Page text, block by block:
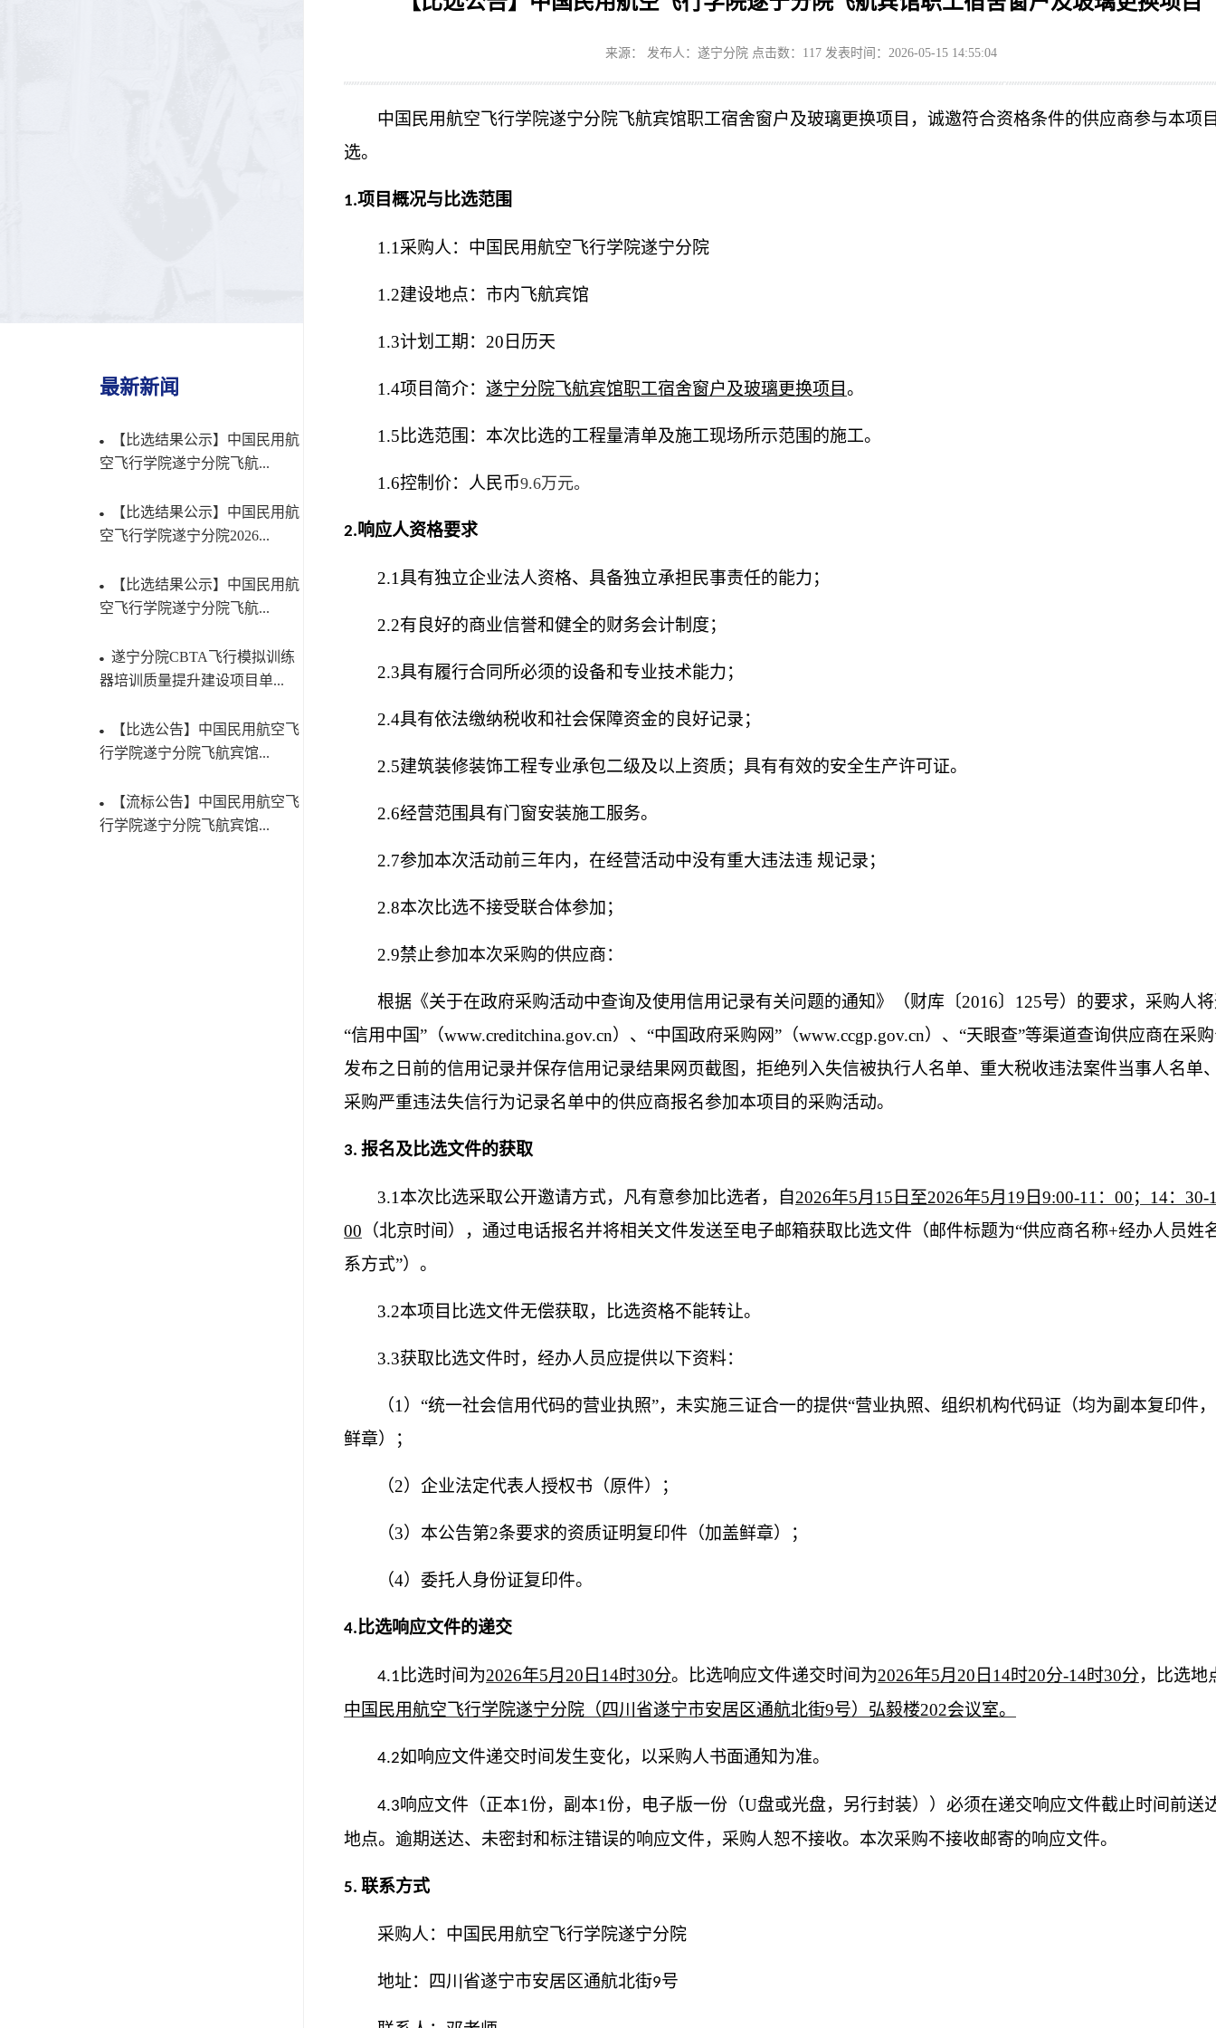
最新新闻
【比选结果公示】中国民用航
空飞行学院遂宁分院飞航...
【比选结果公示】中国民用航
空飞行学院遂宁分院2026...
【比选结果公示】中国民用航
空飞行学院遂宁分院飞航...
遂宁分院CBTA飞行模拟训练
器培训质量提升建设项目单...
【比选公告】中国民用航空飞
行学院遂宁分院飞航宾馆...
【流标公告】中国民用航空飞
行学院遂宁分院飞航宾馆...
来源： 发布人：遂宁分院 点击数： 117发表时间：2026-05-15 14:55:04
中国民用航空飞行学院遂宁分院 飞航宾馆职工宿舍窗户及玻璃更换项目 ，诚邀符合资格条件的供应商参与本项
选。
1.项目概况与比选范围
1.1 采购人： 中国民用航空飞行学院遂宁分院
1.2建设地点： 市内飞航宾馆
1.3计划 工期： 20 日历天
1.4项目简介： 遂宁分院飞航宾馆职工宿舍窗户及玻璃更换项目。
1.5 比选范围：本次比选的工程量清单及施工现场所示范围的施工。
1.6控制价：人民币9.6万元。
2.响应人资格要求
2.1具有独立企业法人资格、具备独立承担民事责任的能力；
2.2有良好的商业信誉和健全的财务会计制度；
2.3具有履行合同所必须的设备和专业技术能力；
2.4具有依法缴纳税收和社会保障资金的良好记录；
2.5建筑装修装饰工程专业承包二级及以上资质；具有有效的安全生产许可证。
2.6经营范围具有门窗安装施工服务。
2.7参加本次活动前三年内，在经营活动中没有重大违法违 规记录；
2.8本次比选不接受联合体参加；
2.9禁止参加本次采购的供应商：
根据《关于在政府采购活动中查询及使用信用记录有关问题的通知》（财库〔2016〕125号）的要求，采购人
“信用中国”（www.creditchina.gov.cn）、“中国政府采购网”（www.ccgp.gov.cn）、“天眼查”等渠道查询供应商在采
发布之日前的信用记录并保存信用记录结果网页截图，拒绝列入失信被执行人名单、重大税收违法案件当事人名单
采购严重违法失信行为记录名单中的供应商报名参加本项目的采购活动。
3. 报名及比选文件的获取
3.1本次比选采取公开邀请方式，凡有意参加比选者，自 2026年5月 15 日至2026年5月 19 日9:00-11：00；14：30-
00 （北京时间），通过电话报名并将相关文件发送至电子邮箱获取比选文件（邮件标题为“供应商名称+经办人员姓
系方式”）。
3.2本项目比选文件无偿获取，比选资格不能转让。
3.3获取比选文件时，经办人员应提供以下资料：
（1）“统一社会信用代码的营业执照”，未实施三证合一的提供“营业执照、组织机构代码证（均为副本复印件
鲜章）；
（2）企业法定代表人授权书（原件）；
（3） 本公告第2条要求的资质证明复印件（加盖鲜章）；
（4）委托人身份证复印件。
4. 比选响应文件的递交
4.1 比选时间为2026年5月 20 日 14时30分。比选响应文件递交时间为2026年5月 20 日 14时20分-14时30分，比选地
中国民用航空飞行学院遂宁分院（四川省遂宁市安居区通航北街9号）弘毅楼202会议室。
4.2如响应文件递交时间发生变化，以采购人书面通知为准。
4.3响应文件（正本1份，副本1份，电子版一份（U盘或光盘，另行封装））必须在递交响应文件截止时间前送
地点。逾期送达、未密封和标注错误的响应文件，采购人恕不接收。本次采购不接收邮寄的响应文件。
5. 联系方式
采购人 ：中国民用航空飞行学院遂宁分院
地址：四川省遂宁市安居区通航北街9号